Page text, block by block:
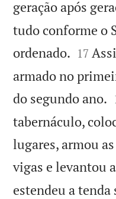
geração após
tudo conforme o
ordenado. 

17
armado no
do segundo ano.
tabernáculo,
lugares, armou
vigas e levantou
estendeu a tenda